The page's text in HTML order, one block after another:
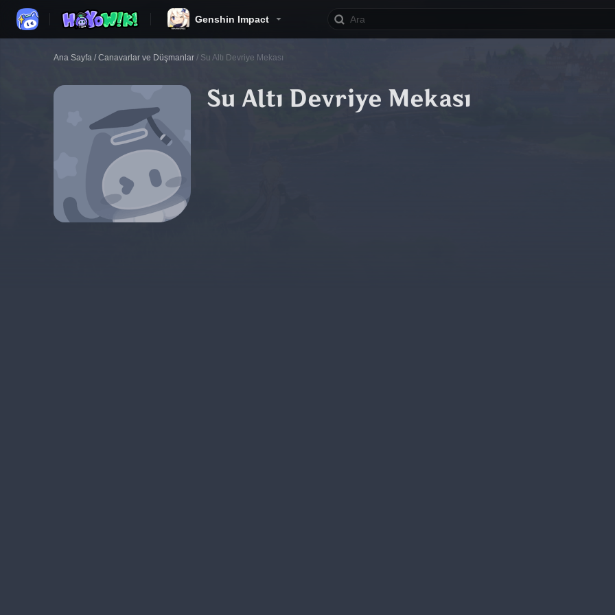
Genshin Impact
Ana Sayfa / Canavarlar ve Düşmanlar / Su Altı Devriye Mekası
Su Altı Devriye Mekası